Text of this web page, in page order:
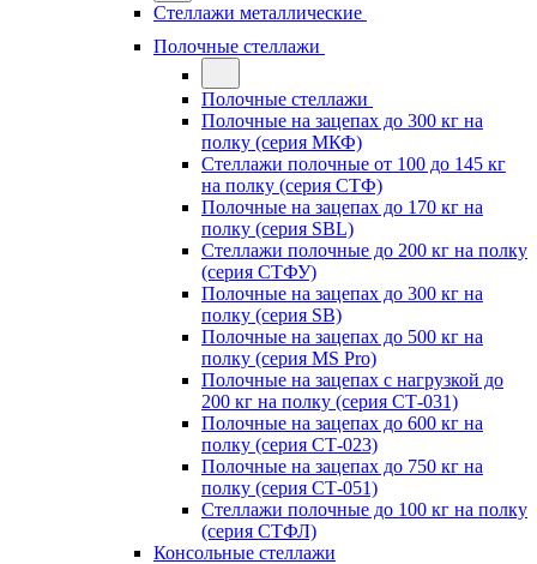
Стеллажи металлические
Полочные стеллажи
Полочные стеллажи
Полочные на зацепах до 300 кг на
полку (серия МКФ)
Стеллажи полочные от 100 до 145 кг
на полку (серия СТФ)
Полочные на зацепах до 170 кг на
полку (серия SBL)
Стеллажи полочные до 200 кг на полку
(серия СТФУ)
Полочные на зацепах до 300 кг на
полку (серия SB)
Полочные на зацепах до 500 кг на
полку (серия MS Pro)
Полочные на зацепах с нагрузкой до
200 кг на полку (серия СТ-031)
Полочные на зацепах до 600 кг на
полку (серия СТ-023)
Полочные на зацепах до 750 кг на
полку (серия СТ-051)
Стеллажи полочные до 100 кг на полку
(серия СТФЛ)
Консольные стеллажи